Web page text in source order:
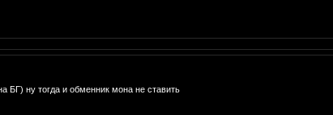
БГ) ну тогда и обменник мона не ставить